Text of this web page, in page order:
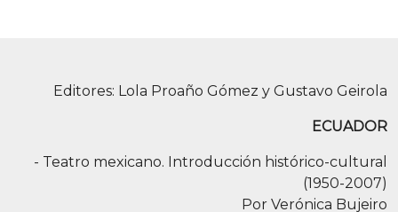
Editores: Lola Proaño Gómez y Gustavo Geirola
ECUADOR
- Teatro mexicano. Introducción histórico-cultural
(1950-2007)
Por Verónica Bujeiro